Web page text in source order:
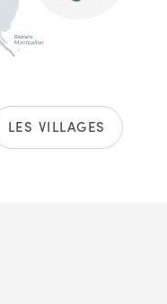
LES VILLAGES